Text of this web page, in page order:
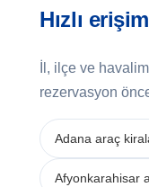
Hızlı
İl, ilçe ve
rezervasyon
Adana araç
Afyonkarahisar